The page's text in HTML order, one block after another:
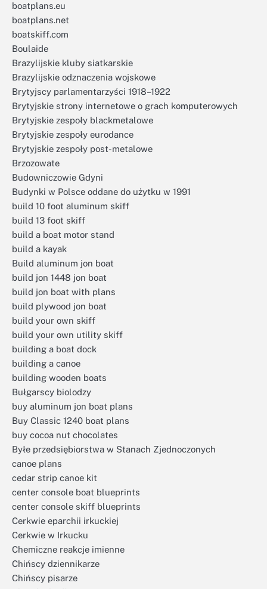
boatplans.eu
boatplans.net
boatskiff.com
Boulaide
Brazylijskie kluby siatkarskie
Brazylijskie odznaczenia wojskowe
Brytyjscy parlamentarzyści 1918–1922
Brytyjskie strony internetowe o grach komputerowych
Brytyjskie zespoły blackmetalowe
Brytyjskie zespoły eurodance
Brytyjskie zespoły post-metalowe
Brzozowate
Budowniczowie Gdyni
Budynki w Polsce oddane do użytku w 1991
build 10 foot aluminum skiff
build 13 foot skiff
build a boat motor stand
build a kayak
Build aluminum jon boat
build jon 1448 jon boat
build jon boat with plans
build plywood jon boat
build your own skiff
build your own utility skiff
building a boat dock
building a canoe
building wooden boats
Bułgarscy biolodzy
buy aluminum jon boat plans
Buy Classic 1240 boat plans
buy cocoa nut chocolates
Byłe przedsiębiorstwa w Stanach Zjednoczonych
canoe plans
cedar strip canoe kit
center console boat blueprints
center console skiff blueprints
Cerkwie eparchii irkuckiej
Cerkwie w Irkucku
Chemiczne reakcje imienne
Chińscy dziennikarze
Chińscy pisarze